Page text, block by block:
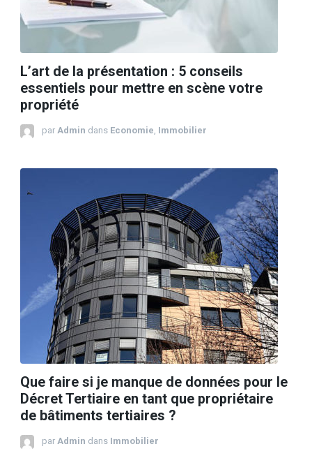
L’art de la présentation : 5 conseils
essentiels pour mettre en scène votre
propriété
par Admin dans Economie, Immobilier
Que faire si je manque de données pour le
Décret Tertiaire en tant que propriétaire
de bâtiments tertiaires ?
par Admin dans Immobilier